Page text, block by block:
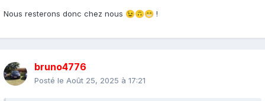
Nous resterons donc chez nous 😉🙃😁 !
bruno4776
Posté le Août 25, 2025 à 17:21